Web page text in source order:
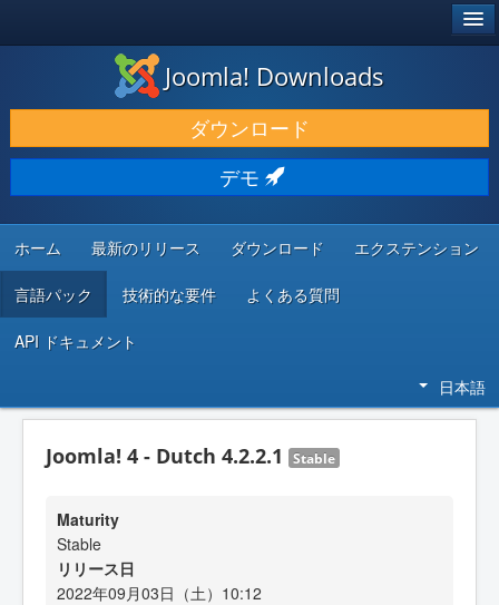
ダウンロードと機能拡張
発見と学び
コミュニティとサポート
開発者向けリソース
Joomla! Downloads
ダウンロード
デモ
ホーム 最新のリリース ダウンロード エクステンション
言語パック 技術的な要件 よくある質問
API ドキュメント
日本語
Joomla! 4 - Dutch 4.2.2.1 Stable
Maturity
Stable
リリース日
2022年09月03日（土）10:12